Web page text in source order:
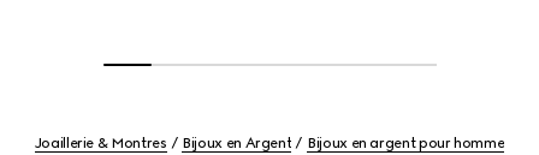
Joaillerie & Montres Bijoux en Argent Bijoux en argent pour homme